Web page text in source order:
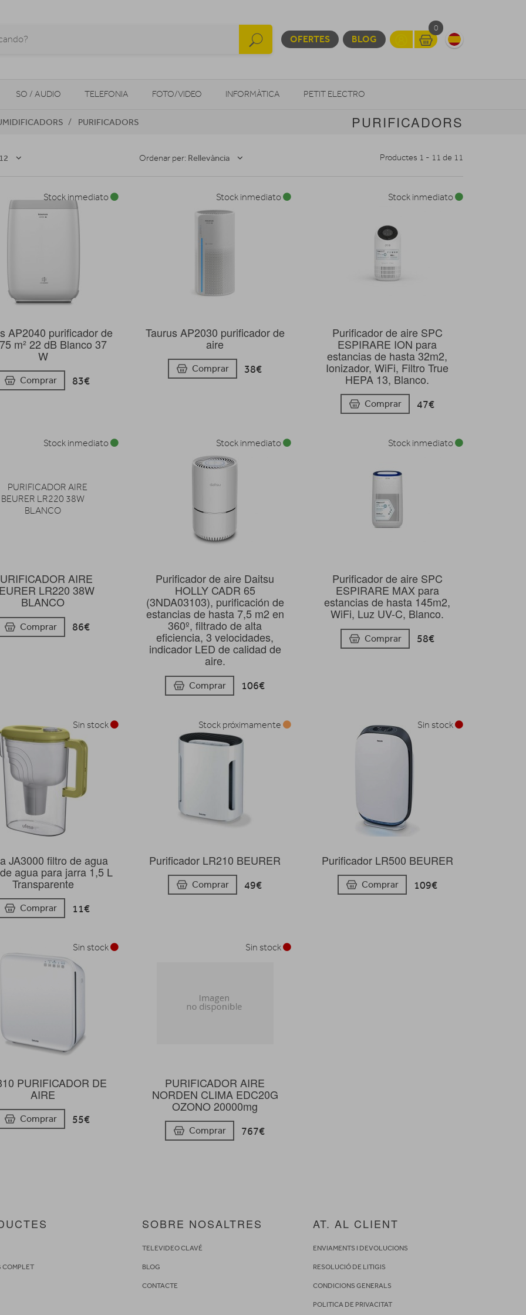
OFERTES BLOG
0
SO / AUDIO TELEFONIA FOTO/VIDEO INFORMÀTICA PETIT ELECTRO
MOBILITAT URBANA NAVEGADORS GPS
PURIFICADORS PURIFICADORS
Ordenar per: Rellevància Productes 1 - 11 de 11
AP2040 purificador de
m² 22 dB Blanco 37
W
Comprar 83€
Stock inmediato
Taurus AP2030 purificador de
aire
Comprar 38€
Stock inmediato
Purificador de aire SPC
ESPIRARE ION para
estancias de hasta 32m2,
Ionizador, WiFi, Filtro True
HEPA 13, Blanco.
Comprar 47€
Stock inmediato
AIRE
LR220 38W
BLANCO
Comprar 86€
Stock inmediato
Purificador de aire Daitsu
HOLLY CADR 65
(3NDA03103), purificación de
estancias de hasta 7,5 m2 en
360º, filtrado de alta
eficiencia, 3 velocidades,
indicador LED de calidad de
aire.
Comprar 106€
Stock inmediato
Purificador de aire SPC
ESPIRARE MAX para
estancias de hasta 145m2,
WiFi, Luz UV-C, Blanco.
Comprar 58€
Stock inmediato
JA3000 filtro de agua
agua para jarra 1,5 L
Transparente
Comprar 11€
Sin stock
Purificador LR210 BEURER
Comprar 49€
Stock próximamente
Purificador LR500 BEURER
Comprar 109€
Sin stock
PURIFICADOR DE
AIRE
Comprar 55€
Sin stock
PURIFICADOR AIRE
NORDEN CLIMA EDC20G
OZONO 20000mg
Comprar 767€
Sin stock
COMPLET
SOBRE NOSALTRES
TELEVIDEO CLAVÉ
BLOG
CONTACTE
AT. AL CLIENT
ENVIAMENTS I DEVOLUCIONS
RESOLUCIÓ DE LITIGIS
CONDICIONS GENERALS
POLITICA DE PRIVACITAT